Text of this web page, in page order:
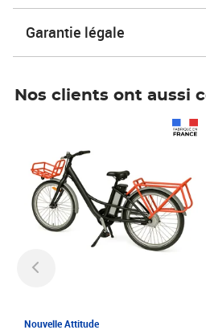
Garantie légale
Nos clients ont aussi
Nouvelle Attitude